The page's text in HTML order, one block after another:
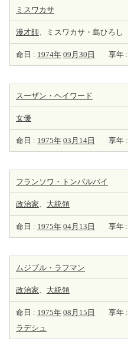
ミスワカサ
漫才師、ミスワカサ・島ひろし
命日 : 1974年 09月30日 享年 :
スーザン・ヘイワード
女優
命日 : 1975年 03月14日 享年 :
フランソワ・トンバルバイ
政治家、 大統領
命日 : 1975年 04月13日 享年 :
ムジブル・ラフマン
政治家、 大統領
命日 : 1975年 08月15日 享年 :
ラデシュ